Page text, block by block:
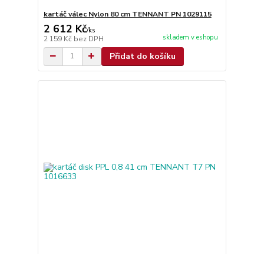
kartáč válec Nylon 80 cm TENNANT PN 1029115
2 612 Kč/ks
2 159 Kč bez DPH skladem v eshopu
Přidat do košíku